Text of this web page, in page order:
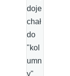
doje
chał
do
"kol
umn
y"